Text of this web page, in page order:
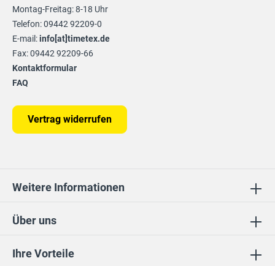
Ihre Vorteile
Über uns
Montag-Freitag: 8-18 Uhr
Telefon: 09442 92209-0
E-mail:info[at]timetex.de
Fax: 09442 92209-66
Kontaktformular
FAQ
Vertrag widerrufen
Weitere Informationen